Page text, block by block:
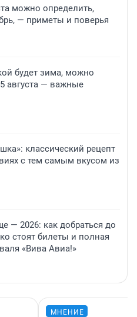
можно определить,
— приметы и поверья
будет зима, можно
августа — важные
классический рецепт
с тем самым вкусом из
— 2026: как добраться до
стоят билеты и полная
«Вива Авиа!»
МНЕНИЕ